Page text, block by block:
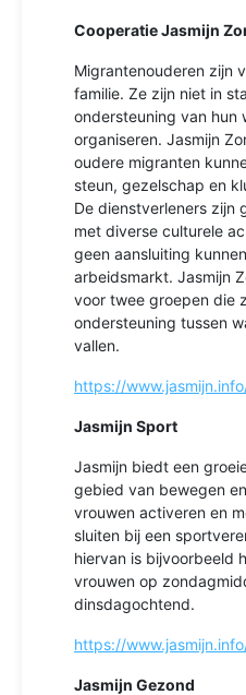
Cooperatie Jasmijn
Migrantenouderen zijn
familie. Ze zijn niet in
ondersteuning van hun
organiseren. Jasmijn
oudere migranten
steun, gezelschap en
De dienstverleners zijn
met diverse culturele
geen aansluiting
arbeidsmarkt. Jasmijn
voor twee groepen die
ondersteuning tussen
vallen.
https://
Jasmijn Sport
Jasmijn biedt een
gebied van bewegen
vrouwen activeren en
sluiten bij een
hiervan is bijvoorbeeld
vrouwen op
dinsdagochtend.
https://
Jasmijn Gezond